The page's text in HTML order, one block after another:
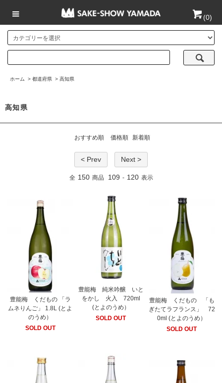
(0)
ホーム > 都道府県 > 高知県
高知県
おすすめ順 価格順 新着順
< Prev Next >
全 150 商品 109 - 120 表示
豊能梅 くだもの 「ラ
ムネりんご」 1.8L (とよ
のうめ）
SOLD OUT
豊能梅 純米吟醸 いと
をかし 火入 720ml
(とよのうめ）
SOLD OUT
豊能梅 くだもの 「も
ぎたてラフランス」 72
0ml (とよのうめ）
SOLD OUT